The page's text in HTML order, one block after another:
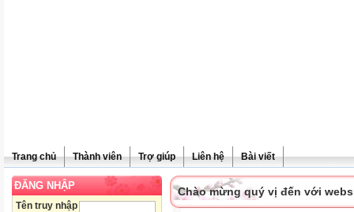
Trang chủ Thành viên Trợ giúp Liên hệ Bài viết
ĐĂNG NHẬP
Tên truy nhập
Chào mừng quý vị đến với